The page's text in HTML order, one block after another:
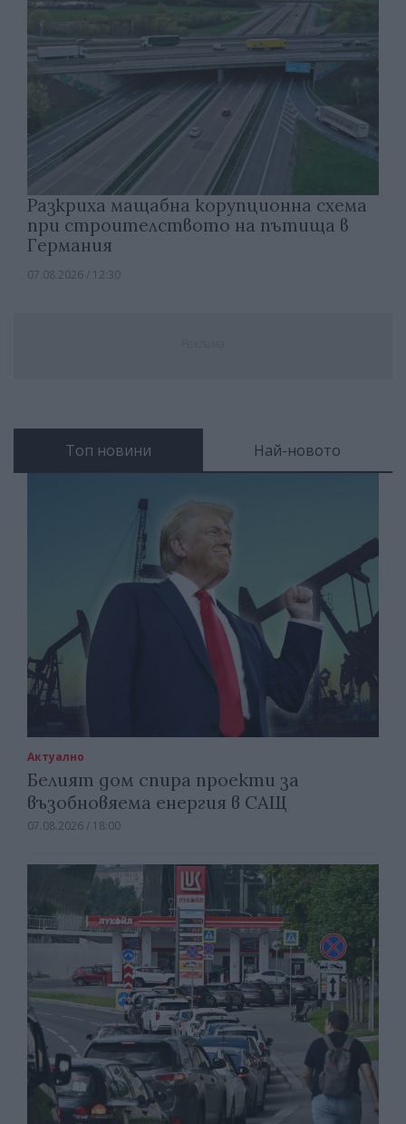
Разкриха мащабна корупционна схема
при строителството на пътища в
Германия
07.08.2026 / 12:30
Топ новини Най-новото
Актуално
Белият дом спира проекти за
възобновяема енергия в САЩ
07.08.2026 / 18:00